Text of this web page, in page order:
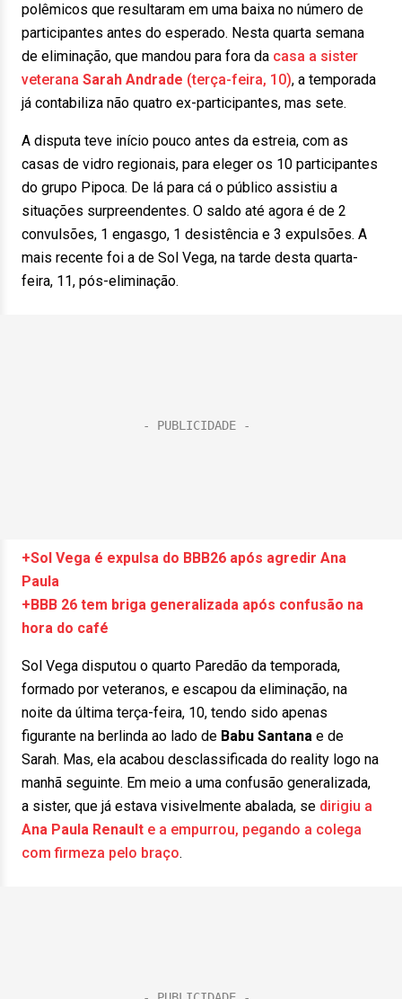
polêmicos que resultaram em uma baixa no número de
participantes antes do esperado. Nesta quarta semana
de eliminação, que mandou para fora da casa a sister
veterana Sarah Andrade (terça-feira, 10), a temporada
já contabiliza não quatro ex-participantes, mas sete.
A disputa teve início pouco antes da estreia, com as
casas de vidro regionais, para eleger os 10 participantes
do grupo Pipoca. De lá para cá o público assistiu a
situações surpreendentes. O saldo até agora é de 2
convulsões, 1 engasgo, 1 desistência e 3 expulsões. A
mais recente foi a de Sol Vega, na tarde desta quarta-
feira, 11, pós-eliminação.
+Sol Vega é expulsa do BBB26 após agredir Ana
Paula
+BBB 26 tem briga generalizada após confusão na
hora do café
Sol Vega disputou o quarto Paredão da temporada,
formado por veteranos, e escapou da eliminação, na
noite da última terça-feira, 10, tendo sido apenas
figurante na berlinda ao lado de Babu Santana e de
Sarah. Mas, ela acabou desclassificada do reality logo na
manhã seguinte. Em meio a uma confusão generalizada,
a sister, que já estava visivelmente abalada, se dirigiu a
Ana Paula Renault e a empurrou, pegando a colega
com firmeza pelo braço.